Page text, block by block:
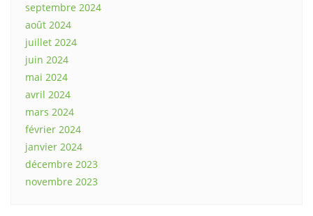
septembre 2024
août 2024
juillet 2024
juin 2024
mai 2024
avril 2024
mars 2024
février 2024
janvier 2024
décembre 2023
novembre 2023